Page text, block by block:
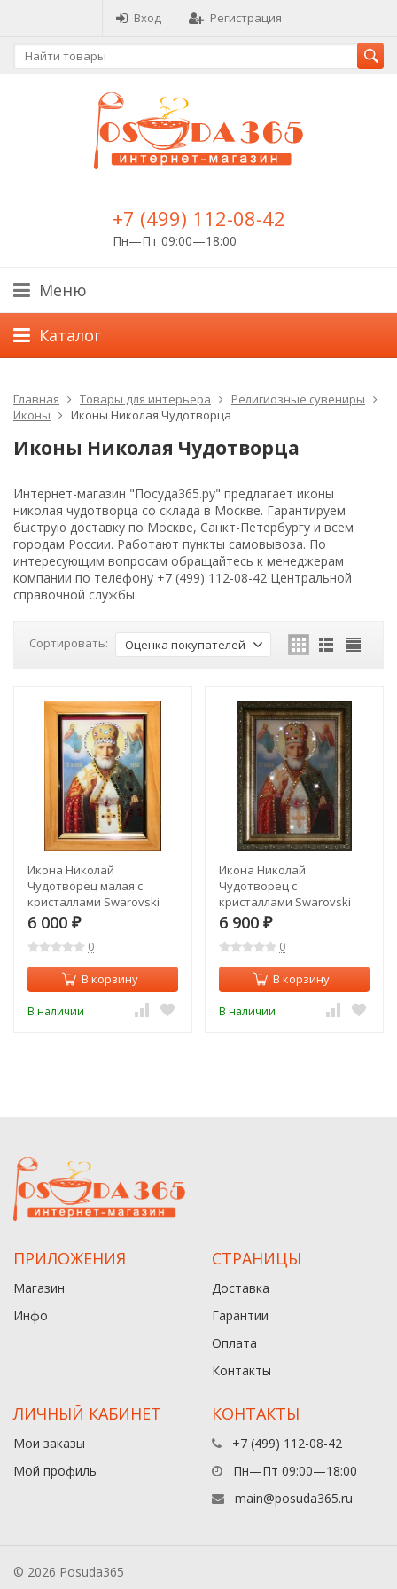
Вход Регистрация
+7 (499) 112-08-42
Пн—Пт 09:00—18:00
Меню
Каталог
Главная Товары для интерьера
Религиозные сувениры
Иконы
Иконы Николая Чудотворца
Иконы Николая Чудотворца
Интернет-магазин "Посуда365.ру" предлагает иконы
николая чудотворца со склада в Москве. Гарантируем
быструю доставку по Москве, Санкт-Петербургу и всем
городам России. Работают пункты самовывоза. По
интересующим вопросам обращайтесь к менеджерам
компании по телефону +7 (499) 112-08-42 Центральной
справочной службы.
Сортировать: Оценка покупателей
Икона Николай
Чудотворец малая с
кристаллами Swarovski
(1445)
6 000 ₽
0
В корзину
В наличии
Икона Николай
Чудотворец с
кристаллами Swarovski
(1366)
6 900 ₽
0
В корзину
В наличии
ПРИЛОЖЕНИЯ
Магазин
Инфо
СТРАНИЦЫ
Доставка
Гарантии
Оплата
Контакты
ЛИЧНЫЙ КАБИНЕТ
Мои заказы
Мой профиль
КОНТАКТЫ
+7 (499) 112-08-42
Пн—Пт 09:00—18:00
main@posuda365.ru
© 2026 Posuda365